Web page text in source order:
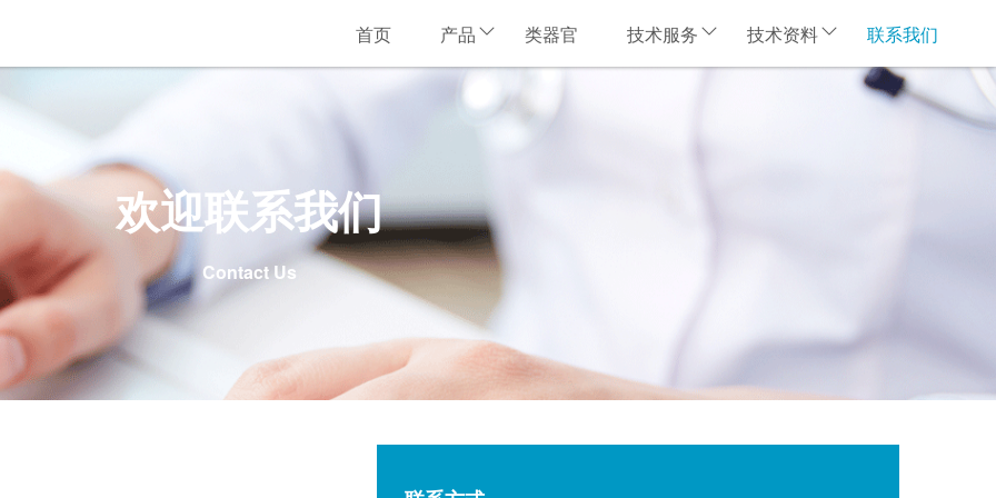
首页 产品 类器官 技术服务 技术资料 联系我们
欢迎联系我们
Contact Us